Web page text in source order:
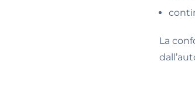
La